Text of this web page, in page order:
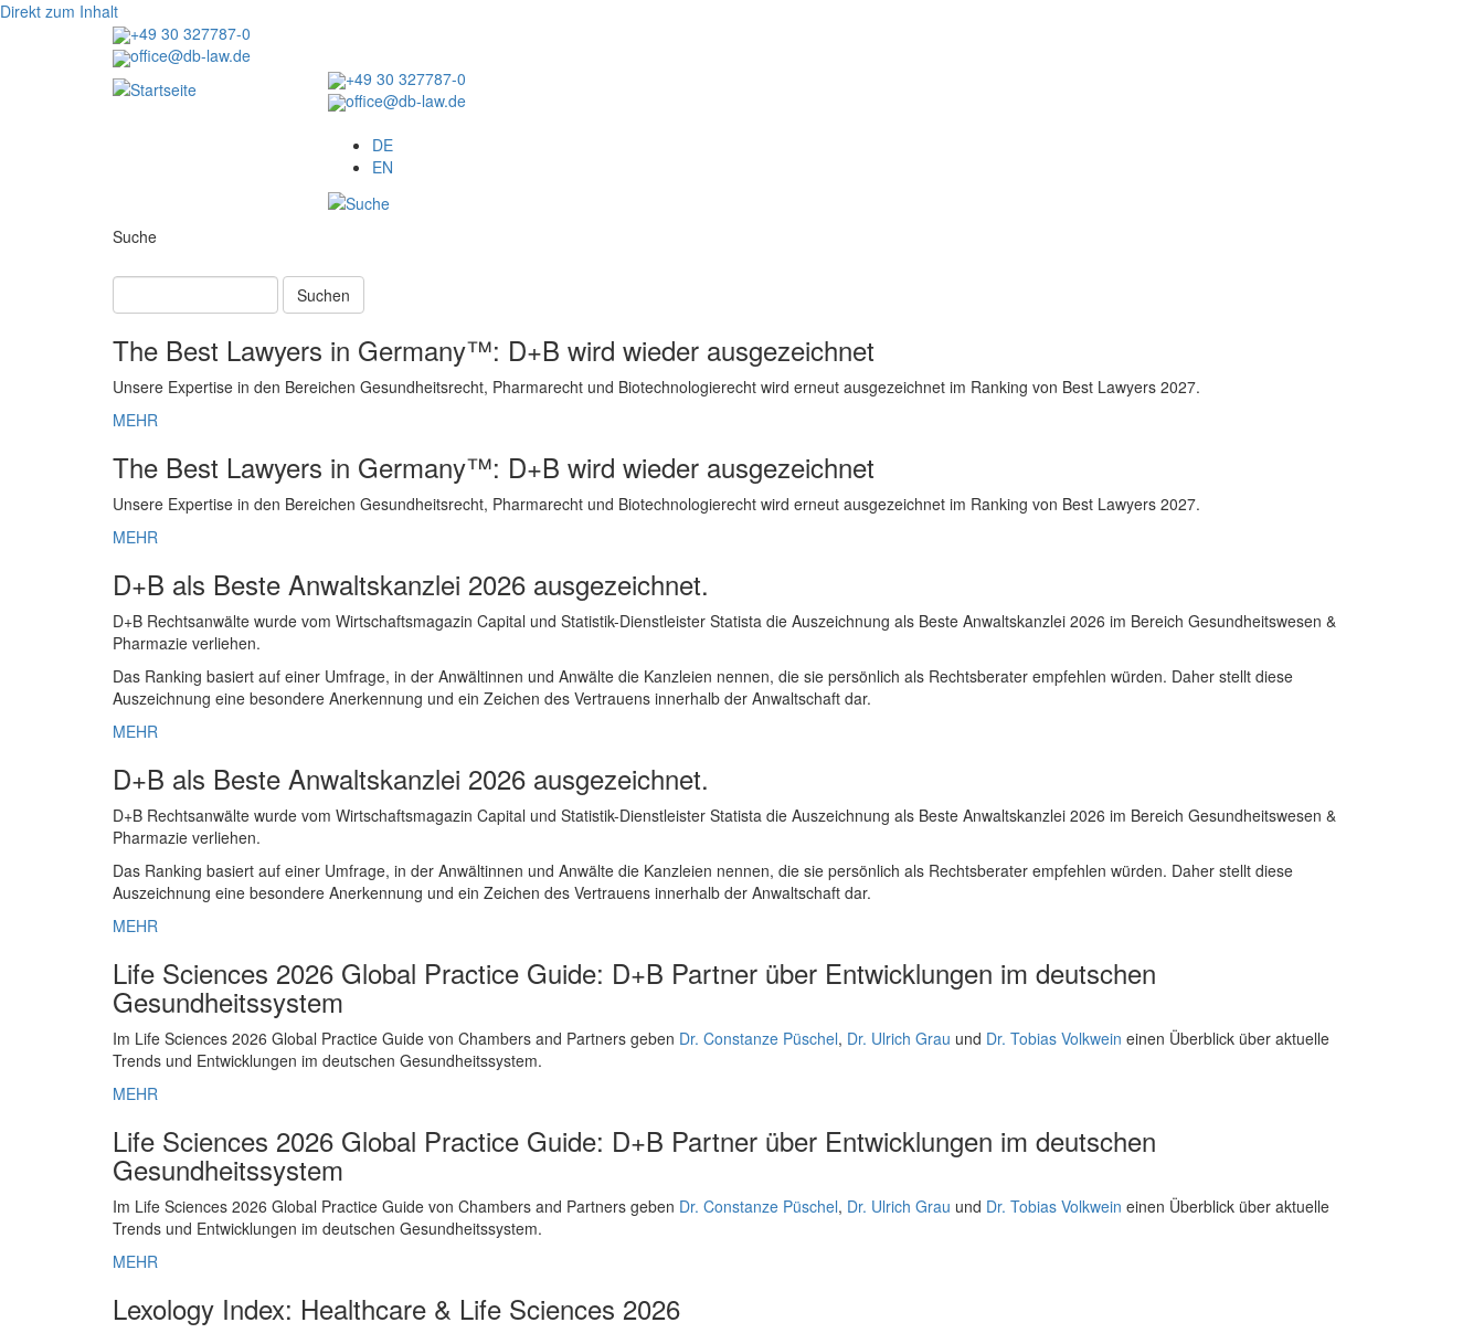
Direkt zum Inhalt
+49 30 327787-0
office@db-law.de
+49 30 327787-0
office@db-law.de
DE
EN
Suche
Suchen
The Best Lawyers in Germany™: D+B wird wieder ausgezeichnet
Unsere Expertise in den Bereichen Gesundheitsrecht, Pharmarecht und Biotechnologierecht wird erneut ausgezeichnet im Ranking von Best Lawyers 2027.
MEHR
The Best Lawyers in Germany™: D+B wird wieder ausgezeichnet
Unsere Expertise in den Bereichen Gesundheitsrecht, Pharmarecht und Biotechnologierecht wird erneut ausgezeichnet im Ranking von Best Lawyers 2027.
MEHR
D+B als Beste Anwaltskanzlei 2026 ausgezeichnet.
D+B Rechtsanwälte wurde vom Wirtschaftsmagazin Capital und Statistik-Dienstleister Statista die Auszeichnung als Beste Anwaltskanzlei 2026 im Bereich Gesundheitswesen &
Pharmazie verliehen.
Das Ranking basiert auf einer Umfrage, in der Anwältinnen und Anwälte die Kanzleien nennen, die sie persönlich als Rechtsberater empfehlen würden. Daher stellt diese
Auszeichnung eine besondere Anerkennung und ein Zeichen des Vertrauens innerhalb der Anwaltschaft dar.
MEHR
D+B als Beste Anwaltskanzlei 2026 ausgezeichnet.
D+B Rechtsanwälte wurde vom Wirtschaftsmagazin Capital und Statistik-Dienstleister Statista die Auszeichnung als Beste Anwaltskanzlei 2026 im Bereich Gesundheitswesen &
Pharmazie verliehen.
Das Ranking basiert auf einer Umfrage, in der Anwältinnen und Anwälte die Kanzleien nennen, die sie persönlich als Rechtsberater empfehlen würden. Daher stellt diese
Auszeichnung eine besondere Anerkennung und ein Zeichen des Vertrauens innerhalb der Anwaltschaft dar.
MEHR
Life Sciences 2026 Global Practice Guide: D+B Partner über Entwicklungen im deutschen
Gesundheitssystem
Im Life Sciences 2026 Global Practice Guide von Chambers and Partners geben Dr. Constanze Püschel, Dr. Ulrich Grau und Dr. Tobias Volkwein einen Überblick über aktuelle
Trends und Entwicklungen im deutschen Gesundheitssystem.
MEHR
Life Sciences 2026 Global Practice Guide: D+B Partner über Entwicklungen im deutschen
Gesundheitssystem
Im Life Sciences 2026 Global Practice Guide von Chambers and Partners geben Dr. Constanze Püschel, Dr. Ulrich Grau und Dr. Tobias Volkwein einen Überblick über aktuelle
Trends und Entwicklungen im deutschen Gesundheitssystem.
MEHR
Lexology Index: Healthcare & Life Sciences 2026